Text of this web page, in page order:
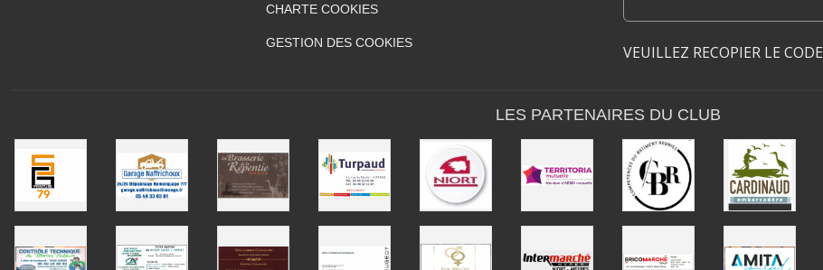
CHARTE COOKIES
GESTION DES COOKIES VEUILLEZ RECOPIER LE CODE
LES PARTENAIRES DU CLUB